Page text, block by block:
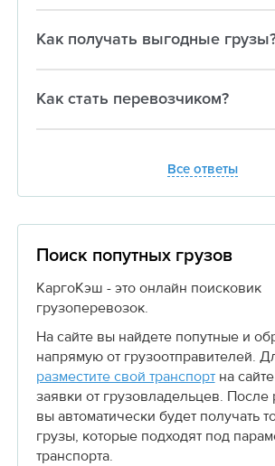
Как получать выгодные
Как стать перевозчиком?
Все ответы
Поиск попутных грузов
КаргоКэш - это онлайн поисковик
грузоперевозок.
На сайте вы найдете попутные и
напрямую от грузоотправителей.
разместите свой транспортна
заявки от грузовладельцев.
вы автоматически будет получать
грузы, которые подходят под
транспорта.